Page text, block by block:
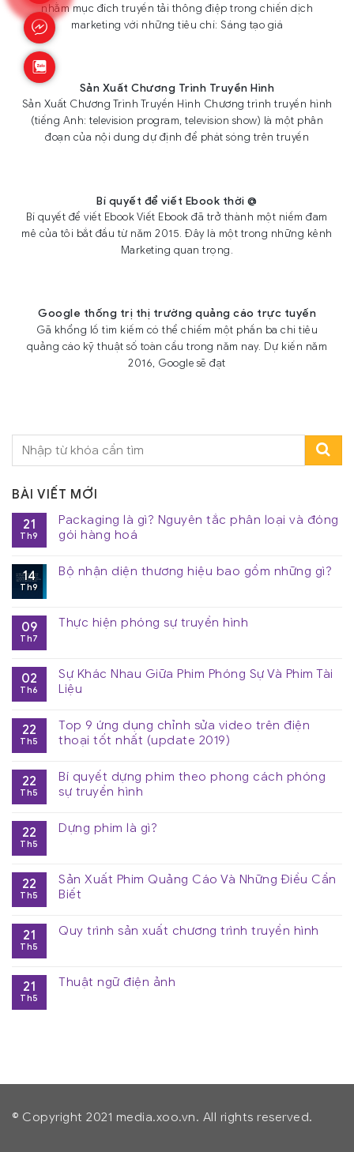
nhằm mục đích truyền tải thông điệp trong chiến dịch
marketing với những tiêu chí: Sáng tạo giá
Sản Xuất Chương Trình Truyền Hình
Sản Xuất Chương Trình Truyền Hình Chương trình truyền hình
(tiếng Anh: television program, television show) là một phân
đoạn của nội dung dự định để phát sóng trên truyền
Bí quyết để viết Ebook thời @
Bí quyết để viết Ebook Viết Ebook đã trở thành một niềm đam
mê của tôi bắt đầu từ năm 2015. Đây là một trong những kênh
Marketing quan trọng.
Google thống trị thị trường quảng cáo trực tuyến
Gã khổng lồ tìm kiếm có thể chiếm một phần ba chi tiêu
quảng cáo kỹ thuật số toàn cầu trong năm nay. Dự kiến năm
2016, Google sẽ đạt
BÀI VIẾT MỚI
21
Th9
Packaging là gì? Nguyên tắc phân loại và đóng
gói hàng hoá
14
Th9
Bộ nhận diện thương hiệu bao gồm những gì?
09
Th7
Thực hiện phóng sự truyền hình
02
Th6
Sự Khác Nhau Giữa Phim Phóng Sự Và Phim Tài
Liệu
22
Th5
Top 9 ứng dụng chỉnh sửa video trên điện
thoại tốt nhất (update 2019)
22
Th5
Bí quyết dựng phim theo phong cách phóng
sự truyền hình
22
Th5
Dựng phim là gì?
22
Th5
Sản Xuất Phim Quảng Cáo Và Những Điều Cần
Biết
21
Th5
Quy trình sản xuất chương trình truyền hình
21
Th5
Thuật ngữ điện ảnh
© Copyright 2021 media.xoo.vn. All rights reserved.